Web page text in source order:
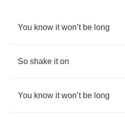
You know it won’t be long
So shake it on
You know it won’t be long